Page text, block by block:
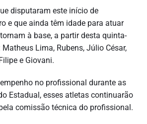
disputaram este início de
e que ainda têm idade para atuar
à base, a partir desta quinta-
Lima, Rubens, Júlio César,
e Giovani.
no profissional durante as
Estadual, esses atletas continuarão
comissão técnica do profissional.